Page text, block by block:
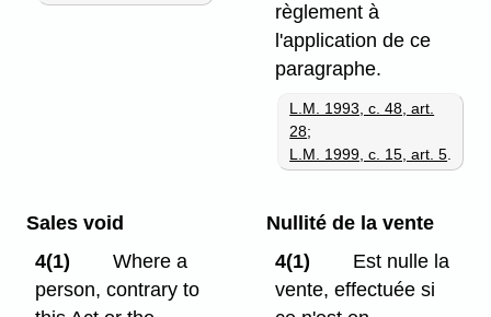
règlement à
l'application de ce
paragraphe.
L.M. 1993, c. 48, art.
28;
L.M. 1999, c. 15, art. 5.
Sales void
4(1)
Where a
person, contrary to
Nullité de la vente
4(1)
Est nulle la
vente, effectuée si